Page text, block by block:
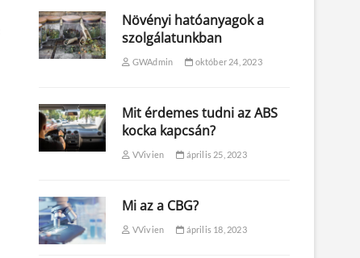
Növényi hatóanyagok a
szolgálatunkban
GWAdmin október 24, 2023
Mit érdemes tudni az ABS
kocka kapcsán?
VVivien április 25, 2023
Mi az a CBG?
VVivien április 18, 2023